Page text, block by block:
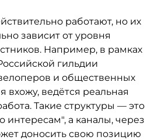
работают, но их
зависит от уровня
Например, в рамках
гильдии
и общественных
вхожу, ведётся реальная
Такие структуры — это
интересам", а каналы, через
доносить свою позицию